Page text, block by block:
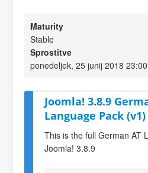
Maturity
Stable
Sprostitve
ponedeljek, 25 junij 2018 23:00
Joomla! 3.8.9
Language Pack (v1)
This is the full German AT
Joomla! 3.8.9